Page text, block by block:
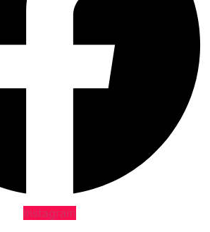
Instagram